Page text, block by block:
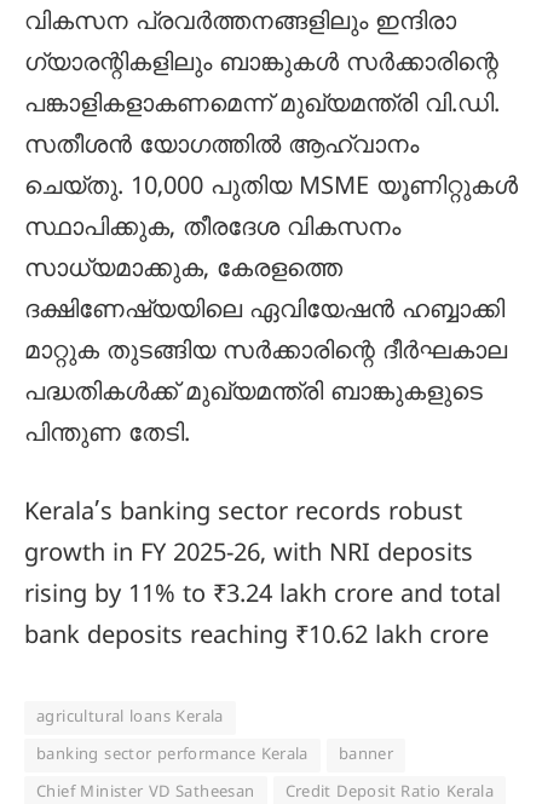
വികസന പ്രവർത്തനങ്ങളിലും ഇന്ദിരാ
ഗ്യാരന്റികളിലും ബാങ്കുകൾ സർക്കാരിന്റെ
പങ്കാളികളാകണമെന്ന് മുഖ്യമന്ത്രി വി.ഡി.
സതീശൻ യോഗത്തിൽ ആഹ്വാനം
ചെയ്തു. 10,000 പുതിയ MSME യൂണിറ്റുകൾ
സ്ഥാപിക്കുക, തീരദേശ വികസനം
സാധ്യമാക്കുക, കേരളത്തെ
ദക്ഷിണേഷ്യയിലെ ഏവിയേഷൻ ഹബ്ബാക്കി
മാറ്റുക തുടങ്ങിയ സർക്കാരിന്റെ ദീർഘകാല
പദ്ധതികൾക്ക് മുഖ്യമന്ത്രി ബാങ്കുകളുടെ
പിന്തുണ തേടി.
Kerala’s banking sector records robust
growth in FY 2025-26, with NRI deposits
rising by 11% to ₹3.24 lakh crore and total
bank deposits reaching ₹10.62 lakh crore
agricultural loans Kerala
banking sector performance Kerala
banner
Chief Minister VD Satheesan
Credit Deposit Ratio Kerala